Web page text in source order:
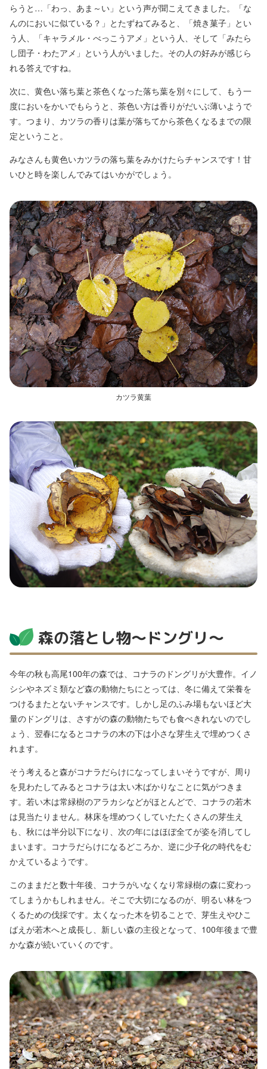
らうと…「わっ、あま～い」という声が聞こえてきました。「な
んのにおいに似ている？」とたずねてみると、「焼き菓子」とい
う人、「キャラメル・べっこうアメ」という人、そして「みたら
し団子・わたアメ」という人がいました。その人の好みが感じら
れる答えですね。
次に、黄色い落ち葉と茶色くなった落ち葉を別々にして、もう一
度においをかいでもらうと、茶色い方は香りがだいぶ薄いようで
す。つまり、カツラの香りは葉が落ちてから茶色くなるまでの限
定ということ。
みなさんも黄色いカツラの落ち葉をみかけたらチャンスです！甘
いひと時を楽しんでみてはいかがでしょう。
カツラ黄葉
森の落とし物～ドングリ～
今年の秋も高尾100年の森では、コナラのドングリが大豊作。イノ
シシやネズミ類など森の動物たちにとっては、冬に備えて栄養を
つけるまたとないチャンスです。しかし足のふみ場もないほど大
量のドングリは、さすがの森の動物たちでも食べきれないのでし
ょう、翌春になるとコナラの木の下は小さな芽生えで埋めつくさ
れます。
そう考えると森がコナラだらけになってしまいそうですが、周り
を見わたしてみるとコナラは太い木ばかりなことに気がつきま
す。若い木は常緑樹のアラカシなどがほとんどで、コナラの若木
は見当たりません。林床を埋めつくしていたたくさんの芽生え
も、秋には半分以下になり、次の年にはほぼ全てが姿を消してし
まいます。コナラだらけになるどころか、逆に少子化の時代をむ
かえているようです。
このままだと数十年後、コナラがいなくなり常緑樹の森に変わっ
てしまうかもしれません。そこで大切になるのが、明るい林をつ
くるための伐採です。太くなった木を切ることで、芽生えやひこ
ばえが若木へと成長し、新しい森の主役となって、100年後まで豊
かな森が続いていくのです。